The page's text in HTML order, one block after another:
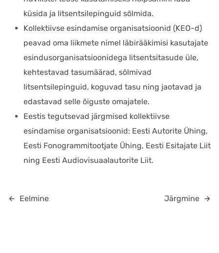
küsida ja litsentsilepinguid sõlmida.
Kollektiivse esindamise organisatsioonid (KEO-d)
peavad oma liikmete nimel läbirääkimisi kasutajate
esindusorganisatsioonidega litsentsitasude üle,
kehtestavad tasumäärad, sõlmivad
litsentsilepinguid, koguvad tasu ning jaotavad ja
edastavad selle õiguste omajatele.
Eestis tegutsevad järgmised kollektiivse
esindamise organisatsioonid: Eesti Autorite Ühing,
Eesti Fonogrammitootjate Ühing, Eesti Esitajate Liit
ning Eesti Audiovisuaalautorite Liit.
Eelmine Järgmine